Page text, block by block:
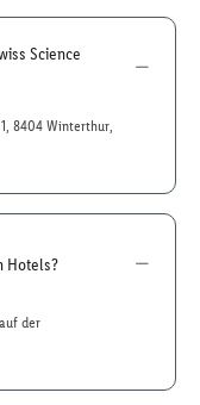
Science
8404 Winterthur,
Hotels?
der